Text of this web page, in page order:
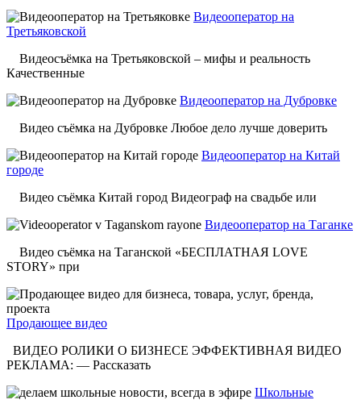
Видеооператор на
Третьяковской
Видеосъёмка на Третьяковской – мифы и реальность
Качественные
Видеооператор на Дубровке
Видео съёмка на Дубровке Любое дело лучше доверить
Видеооператор на Китай
городе
Видео съёмка Китай город Видеограф на свадьбе или
Видеооператор на Таганке
Видео съёмка на Таганской «БЕСПЛАТНАЯ LOVE
STORY» при
Продающее видео
ВИДЕО РОЛИКИ О БИЗНЕСЕ ЭФФЕКТИВНАЯ ВИДЕО
РЕКЛАМА: — Рассказать
Школьные